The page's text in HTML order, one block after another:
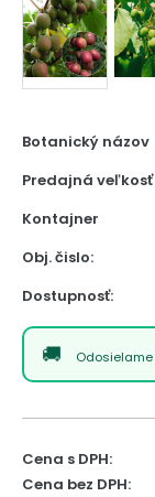
Botanický názov
Predajná veľkosť
Kontajner
Obj. čislo:
Dostupnosť:
Odosielame
Cena s DPH:
Cena bez DPH: